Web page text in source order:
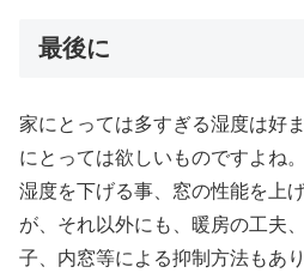
最後に
家にとっては多すぎる湿度は好
にとっては欲しいものですよね
湿度を下げる事、窓の性能を上
が、それ以外にも、暖房の工夫
子、内窓等による抑制方法もあ